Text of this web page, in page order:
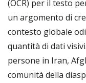
(OCR) per il testo
un argomento di
contesto globale
quantità di dati
persone in Iran,
comunità della